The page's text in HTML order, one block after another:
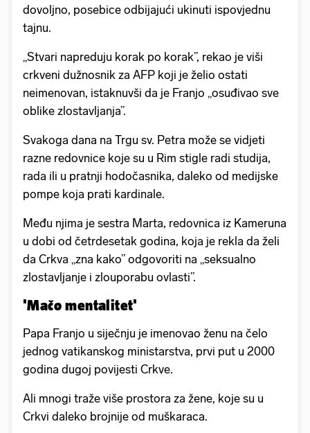
dovoljno, posebice odbijajući ukinuti ispovjednu
tajnu.
„Stvari napreduju korak po korak”, rekao je viši
crkveni dužnosnik za AFP koji je želio ostati
neimenovan, istaknuvši da je Franjo „osuđivao sve
oblike zlostavljanja”.
Svakoga dana na Trgu sv. Petra može se vidjeti
razne redovnice koje su u Rim stigle radi studija,
rada ili u pratnji hodočasnika, daleko od medijske
pompe koja prati kardinale.
Među njima je sestra Marta, redovnica iz Kameruna
u dobi od četrdesetak godina, koja je rekla da želi
da Crkva „zna kako” odgovoriti na „seksualno
zlostavljanje i zlouporabu ovlasti”.
'Mačo mentalitet'
Papa Franjo u siječnju je imenovao ženu na čelo
jednog vatikanskog ministarstva, prvi put u 2000
godina dugoj povijesti Crkve.
Ali mnogi traže više prostora za žene, koje su u
Crkvi daleko brojnije od muškaraca.